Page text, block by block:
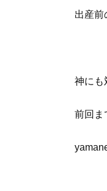
出産前
神にも
前回ま